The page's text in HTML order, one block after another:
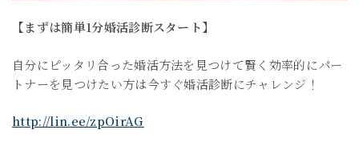
【まずは簡単1分婚活診断スタート】
自分にピッタリ合った婚活方法を見つけて賢く効率的にパー
トナーを見つけたい方は今すぐ婚活診断にチャレンジ！
http://lin.ee/zpOirAG